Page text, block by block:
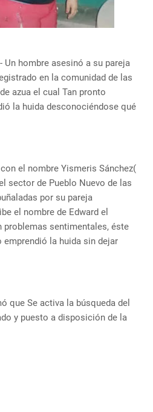
Un hombre asesinó a su pareja
en la comunidad de las
azua el cual Tan pronto
la huida desconociéndose qué
el nombre Yismeris Sánchez(
sector de Pueblo Nuevo de las
por su pareja
el nombre de Edward el
sentimentales, éste
emprendió la huida sin dejar
que Se activa la búsqueda del
y puesto a disposición de la